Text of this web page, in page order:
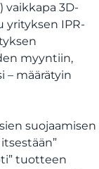
vaikkapa 3D-
IPR-
myyntiin,
– määrätyin
suojaamisen
tuotteen